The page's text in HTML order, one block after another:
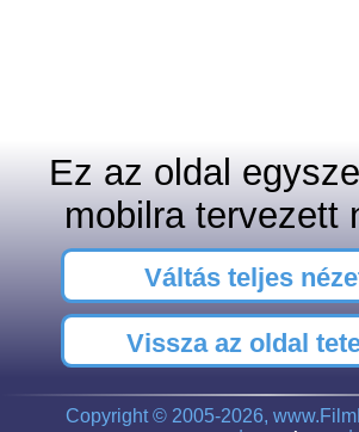
Ez az oldal
mobilra tervezett
Váltás teljes
Vissza az oldal
Copyright © 2005-2026,